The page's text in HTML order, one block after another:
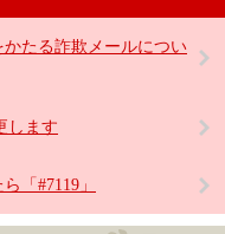
たる詐欺メールについ
します
「#7119」